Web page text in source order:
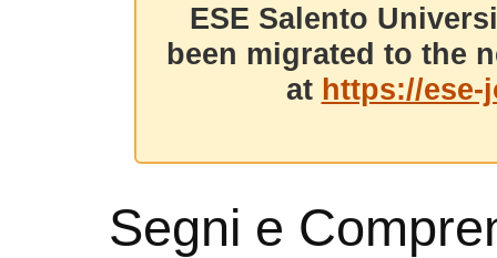
ESE Salento
been migrated to the
at https://
Segni e